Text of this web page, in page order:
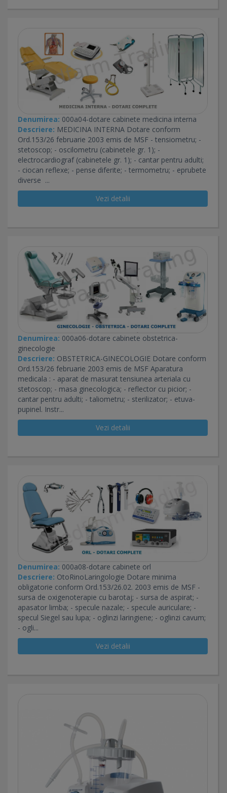
Denumirea: 000a04-dotare cabinete medicina interna
Descriere: MEDICINA INTERNA Dotare conform
Ord.153/26 februarie 2003 emis de MSF - tensiometru; -
stetoscop; - oscilometru (cabinetele gr. 1); -
electrocardiograf (cabinetele gr. 1); - cantar pentru adulti;
- ciocan reflexe; - pense diferite; - termometru; - eprubete
diverse ...
Vezi detalii
Denumirea: 000a06-dotare cabinete obstetrica-
ginecologie
Descriere: OBSTETRICA-GINECOLOGIE Dotare conform
Ord.153/26 februarie 2003 emis de MSF Aparatura
medicala : - aparat de masurat tensiunea arteriala cu
stetoscop; - masa ginecologica; - reflector cu picior; -
cantar pentru adulti; - taliometru; - sterilizator; - etuva-
pupinel. Instr...
Vezi detalii
Denumirea: 000a08-dotare cabinete orl
Descriere: OtoRinoLaringologie Dotare minima
obligatorie conform Ord.153/26.02. 2003 emis de MSF -
sursa de oxigenoterapie cu barotaj; - sursa de aspirat; -
apasator limba; - specule nazale; - specule auriculare; -
specul Siegel sau lupa; - oglinzi laringiene; - oglinzi cavum;
- ogli...
Vezi detalii